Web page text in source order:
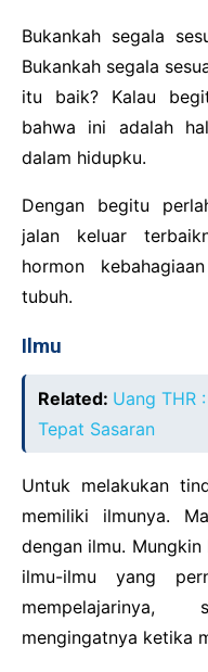
Bukankah segala
Bukankah segala
itu baik? Kalau
bahwa ini adalah
dalam hidupku.
Dengan begitu
jalan keluar
hormon
tubuh.
Ilmu
Related: Uang THR
Tepat Sasaran
Untuk melakukan
memiliki ilmunya.
dengan ilmu.
ilmu-ilmu yang
mengingatnya ketika